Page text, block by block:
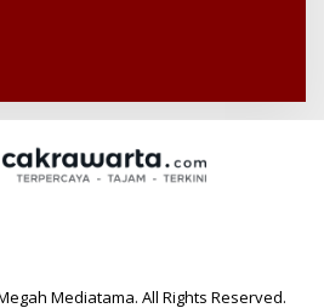
Mediatama. All Rights Reserved.